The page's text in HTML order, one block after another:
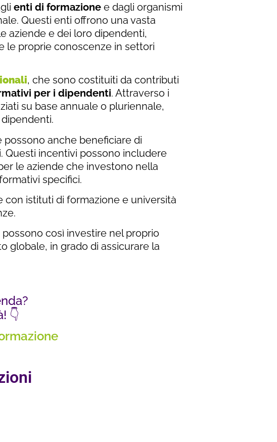
enti di formazione e dagli organismi
Questi enti offrono una vasta
aziende e dei loro dipendenti,
le proprie conoscenze in settori
, che sono costituiti da contributi
per i dipendenti. Attraverso i
su base annuale o pluriennale,
anche beneficiare di
Questi incentivi possono includere
le aziende che investono nella
specifici.
con istituti di formazione e università
così investire nel proprio
globale, in grado di assicurare la
👇